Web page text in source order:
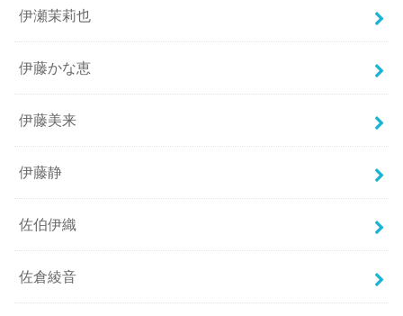
伊瀬茉莉也
伊藤かな恵
伊藤美来
伊藤静
佐伯伊織
佐倉綾音